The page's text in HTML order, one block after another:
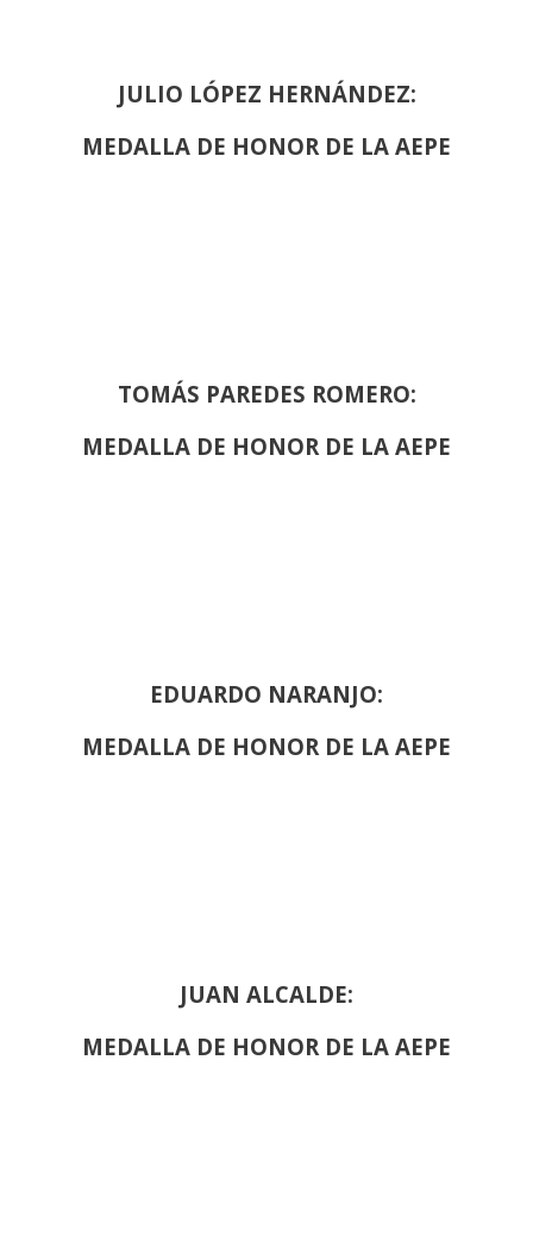
JULIO LÓPEZ HERNÁNDEZ:
MEDALLA DE HONOR DE LA AEPE
TOMÁS PAREDES ROMERO:
MEDALLA DE HONOR DE LA AEPE
EDUARDO NARANJO:
MEDALLA DE HONOR DE LA AEPE
JUAN ALCALDE:
MEDALLA DE HONOR DE LA AEPE